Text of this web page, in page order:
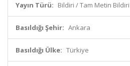
Yayın Türü: Bildiri / Tam Metin Bildiri
Basıldığı Şehir: Ankara
Basıldığı Ülke: Türkiye